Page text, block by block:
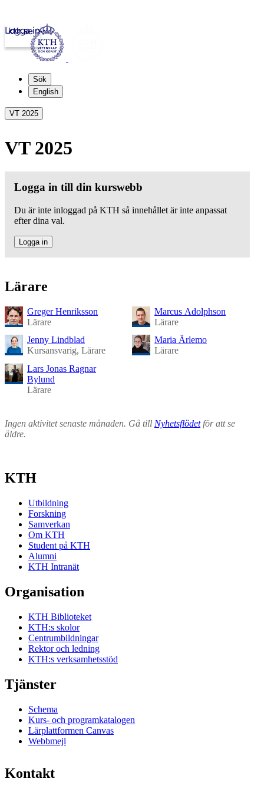
kth.se
Logga in
Sök
English
VT 2025
VT 2025
Logga in till din kurswebb
Du är inte inloggad på KTH så innehållet är inte anpassat
efter dina val.
Logga in
Lärare
Greger Henriksson
Lärare
Jenny Lindblad
Kursansvarig, Lärare
Lars Jonas Ragnar
Bylund
Lärare
Marcus Adolphson
Lärare
Maria Ärlemo
Lärare
Ingen aktivitet senaste månaden. Gå till Nyhetsflödetför att se
äldre.
KTH
Utbildning
Forskning
Samverkan
Om KTH
Student på KTH
Alumni
KTH Intranät
Organisation
KTH Biblioteket
KTH:s skolor
Centrumbildningar
Rektor och ledning
KTH:s verksamhetsstöd
Tjänster
Schema
Kurs- och programkatalogen
Lärplattformen Canvas
Webbmejl
Kontakt